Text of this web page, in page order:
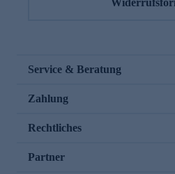
Service & Beratung
Zahlung
Rechtliches
Partner